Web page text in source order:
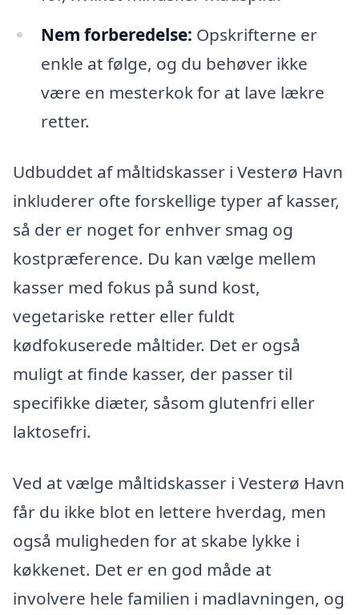
Nem forberedelse: Opskrifterne er
enkle at følge, og du behøver ikke
være en mesterkok for at lave lækre
retter.
Udbuddet af måltidskasser i Vesterø Havn
inkluderer ofte forskellige typer af kasser,
så der er noget for enhver smag og
kostpræference. Du kan vælge mellem
kasser med fokus på sund kost,
vegetariske retter eller fuldt
kødfokuserede måltider. Det er også
muligt at finde kasser, der passer til
specifikke diæter, såsom glutenfri eller
laktosefri.
Ved at vælge måltidskasser i Vesterø Havn
får du ikke blot en lettere hverdag, men
også muligheden for at skabe lykke i
køkkenet. Det er en god måde at
involvere hele familien i madlavningen, og